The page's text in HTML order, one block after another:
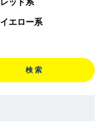
イエロー系
検 索